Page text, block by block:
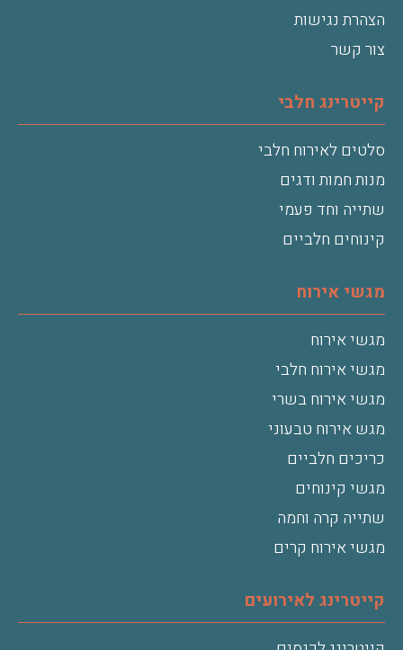
הצהרת נגישות
צור קשר
קייטרינג חלבי
סלטים לאירוח חלבי
מנות חמות ודגים
שתייה וחד פעמי
קינוחים חלביים
מגשי אירוח
מגשי אירוח
מגשי אירוח חלבי
מגשי אירוח בשרי
מגש אירוח טבעוני
כריכים חלביים
מגשי קינוחים
שתייה קרה וחמה
מגשי אירוח קרים
קייטרינג לאירועים